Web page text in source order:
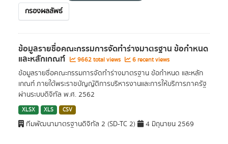
กรองผลลัพธ์
ข้อมูลรายชื่อคณะกรรมการจัดทำร่างมาตรฐาน ข้อกำหนด
และหลักเกณฑ์ 9662 total views 6 recent views
ข้อมูลรายชื่อคณะกรรมการจัดทำร่างมาตรฐาน ข้อกำหนด และหลัก
เกณฑ์ ภายใต้พระราชบัญญัติการบริหารงานและการให้บริการภาครัฐ
ผ่านระบบดิจิทัล พ.ศ. 2562
XLSX XLS CSV
ทีมพัฒนามาตรฐานดิจิทัล 2 (SD-TC 2) 4 มิถุนายน 2569